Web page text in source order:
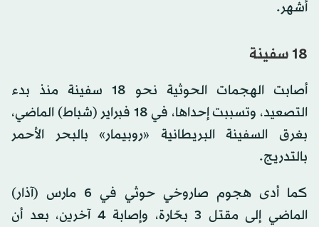
أشهر.
18 سفينة
أصابت الهجمات الحوثية نحو 18 سفينة منذ بدء
التصعيد، وتسببت إحداها، في 18 فبراير (شباط) الماضي،
بغرق السفينة البريطانية «روبيمار» بالبحر الأحمر
بالتدريج.
كما أدى هجوم صاروخي حوثي في 6 مارس (آذار)
الماضي إلى مقتل 3 بحّارة، وإصابة 4 آخرين، بعد أن